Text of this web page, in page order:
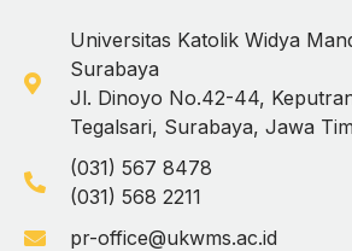
Universitas Katolik Widya
Surabaya
Jl. Dinoyo No.42-44,
Tegalsari, Surabaya, Jawa
(031) 567 8478
(031) 568 2211
pr-office@ukwms.ac.id